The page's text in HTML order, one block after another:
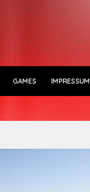
GAMES IMPRESSUM